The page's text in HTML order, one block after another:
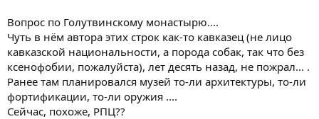
Вопрос по Голутвинскому монастырю....
Чуть в нём автора этих строк как-то кавказец (не лицо
кавказской национальности, а порода собак, так что без
ксенофобии, пожалуйста), лет десять назад, не пожрал... .
Ранее там планировался музей то-ли архитектуры, то-ли
фортификации, то-ли оружия ....
Сейчас, похоже, РПЦ??